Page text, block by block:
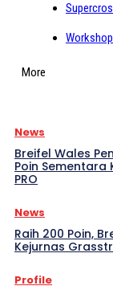
Workshop
More
News
Breifel Wales
Poin Sementara
PRO
News
Raih 200 Poin,
Kejurnas
Profile